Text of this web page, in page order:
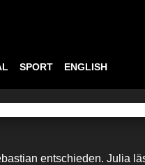
SPORT ENGLISH
ABSPIELEN
entschieden. Julia